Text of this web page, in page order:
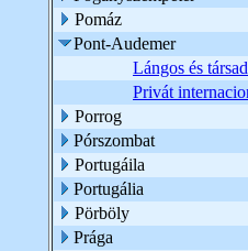
Pomáz
Pont-Audemer
Lángos és
Privát
Porrog
Pórszombat
Portugáila
Portugália
Pörböly
Prága